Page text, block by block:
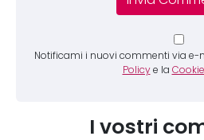
Notificami i nuovi commenti via e-
Policy e la
I vostri